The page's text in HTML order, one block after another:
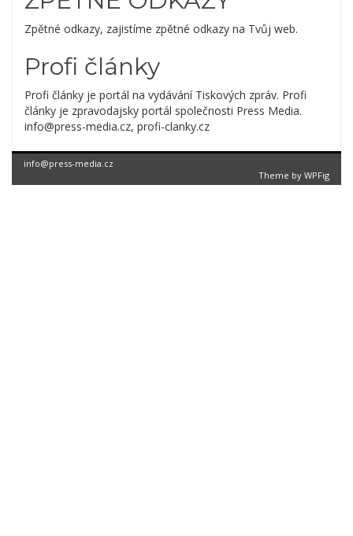
Zpětné odkazy, zajistíme zpětné odkazy na Tvůj web.
Profi články
Profi články je portál na vydávání Tiskových zpráv. Profi
články je zpravodajsky portál společnosti Press Media.
info@press-media.cz, profi-clanky.cz
info@press-media.cz
Theme by WPFig